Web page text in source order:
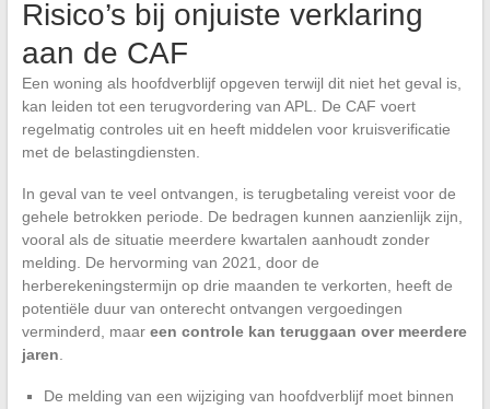
Risico’s bij onjuiste verklaring
aan de CAF
Een woning als hoofdverblijf opgeven terwijl dit niet het geval is,
kan leiden tot een terugvordering van APL. De CAF voert
regelmatig controles uit en heeft middelen voor kruisverificatie
met de belastingdiensten.
In geval van te veel ontvangen, is terugbetaling vereist voor de
gehele betrokken periode. De bedragen kunnen aanzienlijk zijn,
vooral als de situatie meerdere kwartalen aanhoudt zonder
melding. De hervorming van 2021, door de
herberekeningstermijn op drie maanden te verkorten, heeft de
potentiële duur van onterecht ontvangen vergoedingen
verminderd, maar een controle kan teruggaan over meerdere
jaren
De melding van een wijziging van hoofdverblijf moet binnen